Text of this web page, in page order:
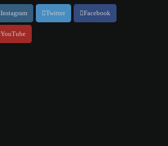
Instagram Twitter Facebook
YouTube